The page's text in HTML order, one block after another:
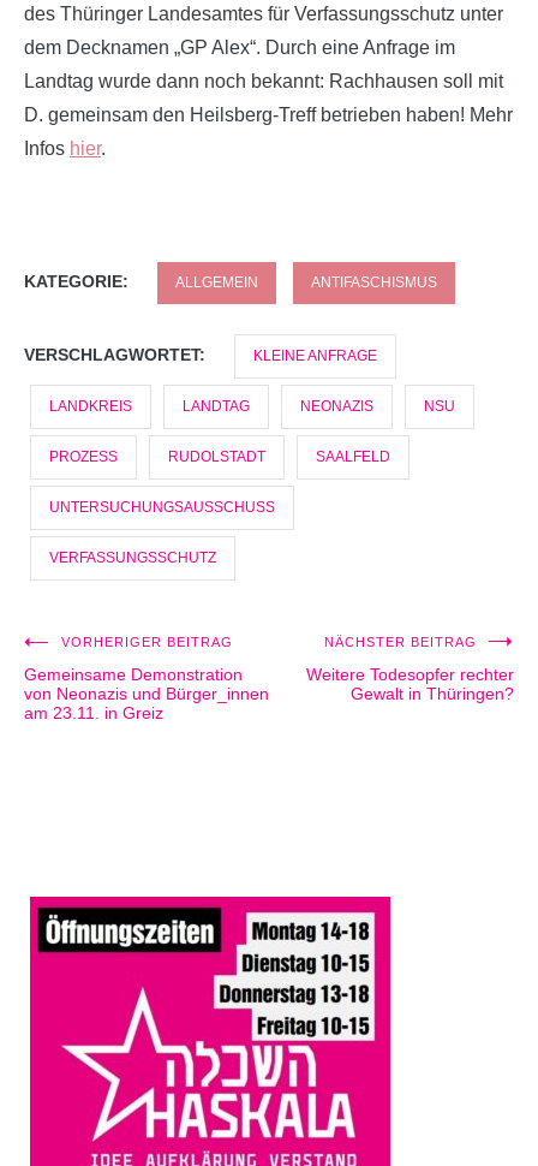
des Thüringer Landesamtes für Verfassungsschutz unter
dem Decknamen „GP Alex“. Durch eine Anfrage im
Landtag wurde dann noch bekannt: Rachhausen soll mit
D. gemeinsam den Heilsberg-Treff betrieben haben! Mehr
Infos hier.
KATEGORIE: ALLGEMEIN ANTIFASCHISMUS
VERSCHLAGWORTET: KLEINE ANFRAGE
LANDKREIS LANDTAG NEONAZIS NSU
PROZESS RUDOLSTADT SAALFELD
UNTERSUCHUNGSAUSSCHUSS
VERFASSUNGSSCHUTZ
Beitragsnavigation
VORHERIGER BEITRAG
Gemeinsame Demonstration
von Neonazis und Bürger_innen
am 23.11. in Greiz
NÄCHSTER BEITRAG
Weitere Todesopfer rechter
Gewalt in Thüringen?